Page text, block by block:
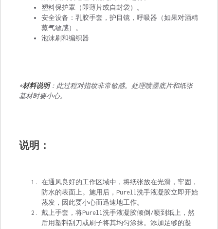
塑料保护罩（即薄片或自封袋）。
安全设备：乳胶手套，护目镜，呼吸器（如果对酒精
蒸气敏感）。
泡沫刷和编织器
*材料说明：此过程对指纹非常敏感。处理喷墨底片和纸张
基材时要小心。
说明：
在通风良好的工作区域中，将纸张放在光滑，牢固，
防水的表面上。施用后，Purell洗手液凝胶立即开始
蒸发，因此要小心而迅速地工作。
戴上手套，将Purell洗手液凝胶倾倒/喷到纸上，然
后用塑料刮刀或刷子将其均匀涂抹。添加足够的凝